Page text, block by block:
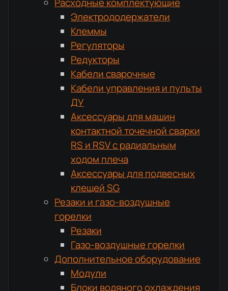
Электрододержатели
Клеммы
Регуляторы
Редукторы
Кабели сварочные
Кабели управления и пульты
ДУ
Аксессуары для машин
контактной точечной сварки
RS и RSV с радиальным
ходом плеча
Аксессуары для подвесных
клещей SG
Резаки и газо-воздушные
горелки
Резаки
Газо-воздушные горелки
Дополнительное оборудование
Модули
Блоки водяного охлаждения